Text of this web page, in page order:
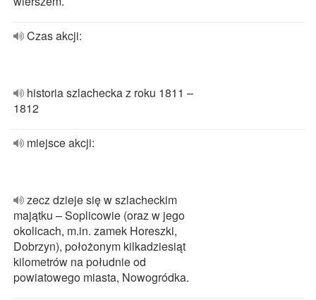
Czas akcji:
historia szlachecka z roku 1811 –
1812
miejsce akcji:
zecz dzieje się w szlacheckim
majątku – Soplicowie (oraz w jego
okolicach, m.in. zamek Horeszki,
Dobrzyn), położonym kilkadziesiąt
kilometrów na południe od
powiatowego miasta, Nowogródka.